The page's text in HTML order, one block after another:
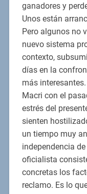
ganadores y
Unos están
Pero algunos no
nuevo sistema
contexto,
días en la
más
Macri con el
estrés del
sienten
un tiempo muy
independencia
oficialista
concretas los
reclamo. Es lo